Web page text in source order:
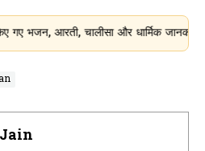
आरती, चालीसा और धार्मिक जानकारी